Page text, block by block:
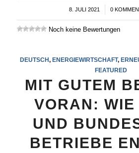
8. JULI 2021 0
Noch keine Bewertungen
DEUTSCH,ENERGIEWIRTSCHAFT,
FEATURED
MIT GUTEM
VORAN: WIE
UND
BETRIEBE